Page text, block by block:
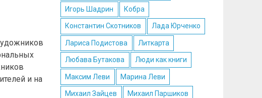
и на
Игорь Шадрин Кобра
Константин Скотников Лада Юрченко
Лариса Подистова Литкарта
Любава Бутакова Люди как книги
Максим Леви Марина Леви
Михаил Зайцев Михаил Паршиков